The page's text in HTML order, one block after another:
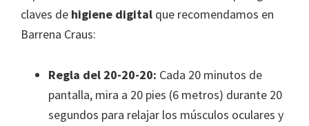
claves de higiene digital que recomendamos en
Barrena Craus:
Regla del 20-20-20: Cada 20 minutos de
pantalla, mira a 20 pies (6 metros) durante 20
segundos para relajar los músculos oculares y